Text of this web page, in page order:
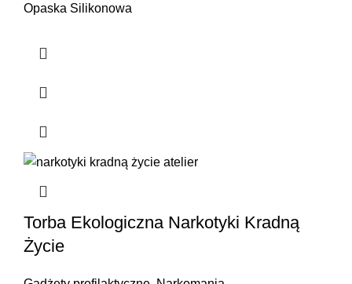
Opaska Silikonowa
Torba Ekologiczna Narkotyki Kradną
Życie